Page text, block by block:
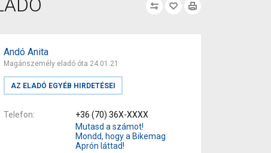
Andó Anita
Magánszemély eladó óta 24.01.21
AZ ELADÓ EGYÉB HIRDETÉSEI
Telefon
+36 (70) 36X-XXXX
Mutasd a számot!
Mondd, hogy a Bikemag
Aprón láttad!